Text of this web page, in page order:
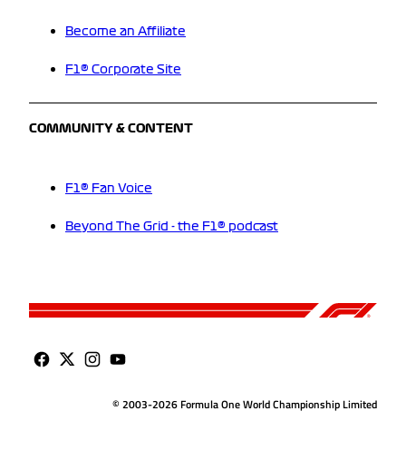
Become an Affiliate
F1® Corporate Site
COMMUNITY & CONTENT
F1® Fan Voice
Beyond The Grid - the F1® podcast
© 2003-2026 Formula One World Championship Limited